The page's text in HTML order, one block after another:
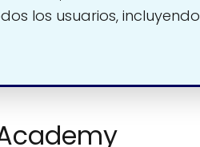
los usuarios,